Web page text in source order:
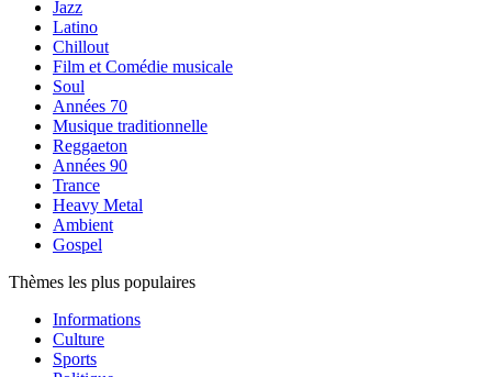
Jazz
Latino
Chillout
Film et Comédie musicale
Soul
Années 70
Musique traditionnelle
Reggaeton
Années 90
Trance
Heavy Metal
Ambient
Gospel
Thèmes les plus populaires
Informations
Culture
Sports